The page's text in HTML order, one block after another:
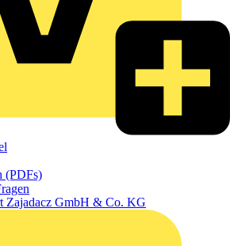
Zajadacz GmbH & Co. KG
(PDFs)